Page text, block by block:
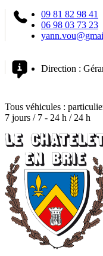
09 81 82 98 41
06 98 03 73 23
Direction :
Tous véhicules :
7 jours / 7 - 24 h / 24 h